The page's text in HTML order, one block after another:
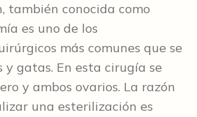
también conocida como
es uno de los
más comunes que se
y gatas. En esta cirugía se
y ambos ovarios. La razón
una esterilización es